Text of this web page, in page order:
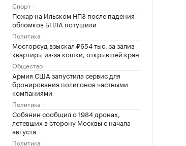
Спорт
Пожар на Ильском НПЗ после падения
обломков БПЛА потушили
Политика
Мосгорсуд взыскал ₽654 тыс. за залив
квартиры из-за кошки, открывшей кран
Общество
Армия США запустила сервис для
бронирования полигонов частными
компаниями
Политика
Собянин сообщил о 1984 дронах,
летевших в сторону Москвы с начала
августа
Политика